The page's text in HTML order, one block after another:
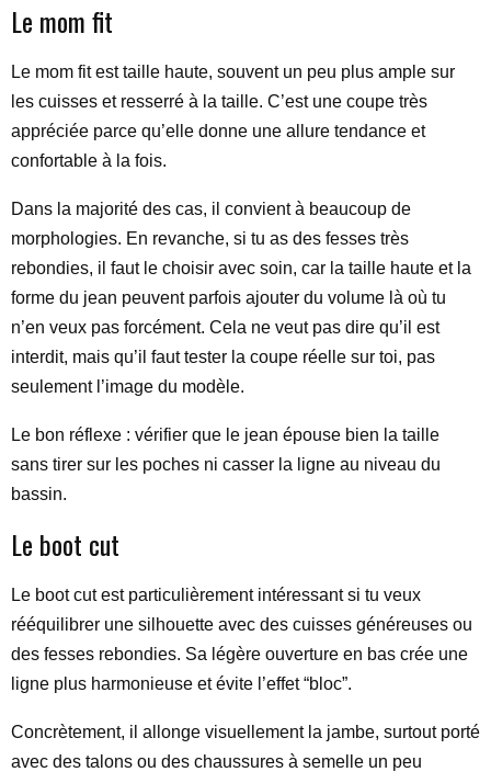
Le mom fit
Le mom fit est taille haute, souvent un peu plus ample sur
les cuisses et resserré à la taille. C’est une coupe très
appréciée parce qu’elle donne une allure tendance et
confortable à la fois.
Dans la majorité des cas, il convient à beaucoup de
morphologies. En revanche, si tu as des fesses très
rebondies, il faut le choisir avec soin, car la taille haute et la
forme du jean peuvent parfois ajouter du volume là où tu
n’en veux pas forcément. Cela ne veut pas dire qu’il est
interdit, mais qu’il faut tester la coupe réelle sur toi, pas
seulement l’image du modèle.
Le bon réflexe : vérifier que le jean épouse bien la taille
sans tirer sur les poches ni casser la ligne au niveau du
bassin.
Le boot cut
Le boot cut est particulièrement intéressant si tu veux
rééquilibrer une silhouette avec des cuisses généreuses ou
des fesses rebondies. Sa légère ouverture en bas crée une
ligne plus harmonieuse et évite l’effet “bloc”.
Concrètement, il allonge visuellement la jambe, surtout porté
avec des talons ou des chaussures à semelle un peu